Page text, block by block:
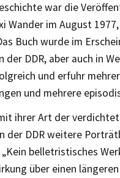
war die
Wander im August
Buch wurde im
der DDR, aber auch in
und erfuhr
und mehrere
ihrer Art der
der DDR weitere
belletristisches
über einen